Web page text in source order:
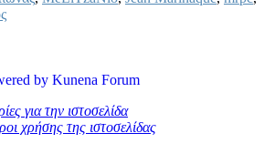
by Kunena Forum
για την ιστοσελίδα
χρήσης της ιστοσελίδας